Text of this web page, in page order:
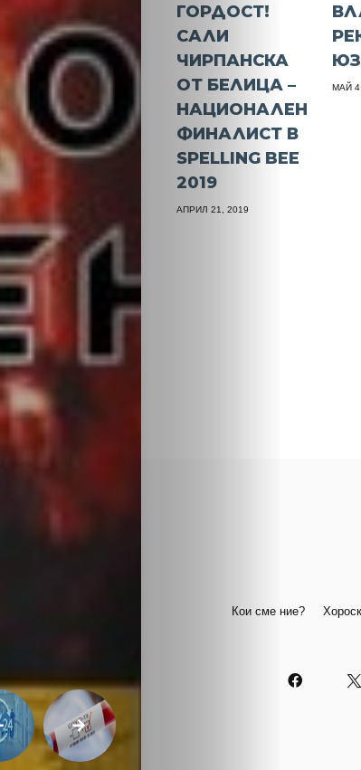
ГОРДОСТ!
САЛИ
ЧИРПАНСКА
ОТ БЕЛИЦА –
НАЦИОНАЛЕН
ФИНАЛИСТ В
SPELLING BEE
2019
АПРИЛ 21, 2019
МАЙ
Кои сме ние?